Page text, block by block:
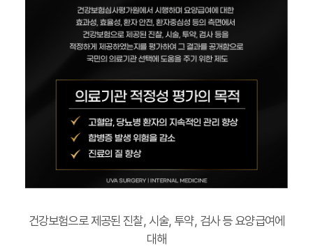
건강보험으로 제공된 진찰, 시술, 투약, 검사 등 요양급여에
대해